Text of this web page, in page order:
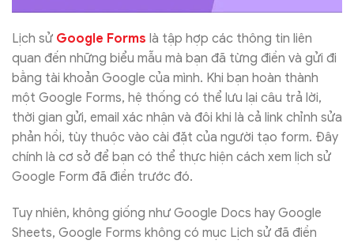
Lịch sử Google Forms là tập hợp các thông tin liên
quan đến những biểu mẫu mà bạn đã từng điền và gửi đi
bằng tài khoản Google của mình. Khi bạn hoàn thành
một Google Forms, hệ thống có thể lưu lại câu trả lời,
thời gian gửi, email xác nhận và đôi khi là cả link chỉnh sửa
phản hồi, tùy thuộc vào cài đặt của người tạo form. Đây
chính là cơ sở để bạn có thể thực hiện cách xem lịch sử
Google Form đã điền trước đó.
Tuy nhiên, không giống như Google Docs hay Google
Sheets, Google Forms không có mục Lịch sử đã điền